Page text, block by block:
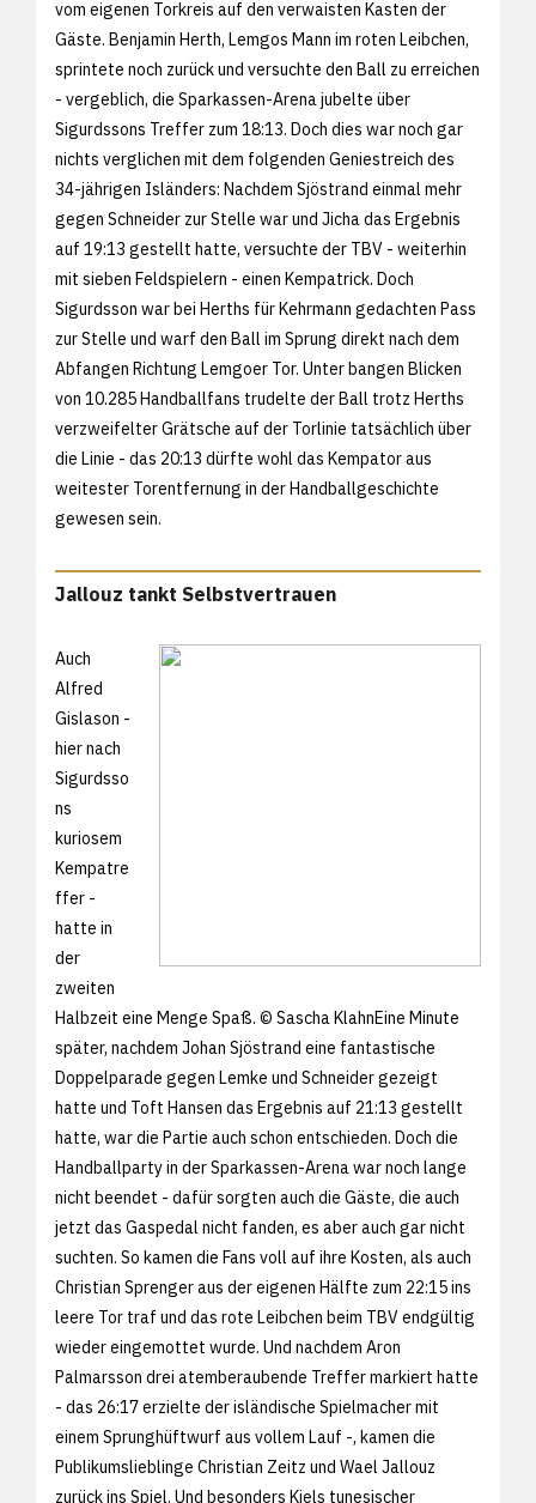
vom eigenen Torkreis auf den verwaisten Kasten der
Gäste. Benjamin Herth, Lemgos Mann im roten Leibchen,
sprintete noch zurück und versuchte den Ball zu erreichen
- vergeblich, die Sparkassen-Arena jubelte über
Sigurdssons Treffer zum 18:13. Doch dies war noch gar
nichts verglichen mit dem folgenden Geniestreich des
34-jährigen Isländers: Nachdem Sjöstrand einmal mehr
gegen Schneider zur Stelle war und Jicha das Ergebnis
auf 19:13 gestellt hatte, versuchte der TBV - weiterhin
mit sieben Feldspielern - einen Kempatrick. Doch
Sigurdsson war bei Herths für Kehrmann gedachten Pass
zur Stelle und warf den Ball im Sprung direkt nach dem
Abfangen Richtung Lemgoer Tor. Unter bangen Blicken
von 10.285 Handballfans trudelte der Ball trotz Herths
verzweifelter Grätsche auf der Torlinie tatsächlich über
die Linie - das 20:13 dürfte wohl das Kempator aus
weitester Torentfernung in der Handballgeschichte
gewesen sein.
Jallouz tankt Selbstvertrauen
Auch
Alfred
Gislason -
hier nach
Sigurdsso
ns
kuriosem
Kempatre
ffer -
hatte in
der
zweiten
Halbzeit eine Menge Spaß. © Sascha KlahnEine Minute
später, nachdem Johan Sjöstrand eine fantastische
Doppelparade gegen Lemke und Schneider gezeigt
hatte und Toft Hansen das Ergebnis auf 21:13 gestellt
hatte, war die Partie auch schon entschieden. Doch die
Handballparty in der Sparkassen-Arena war noch lange
nicht beendet - dafür sorgten auch die Gäste, die auch
jetzt das Gaspedal nicht fanden, es aber auch gar nicht
suchten. So kamen die Fans voll auf ihre Kosten, als auch
Christian Sprenger aus der eigenen Hälfte zum 22:15 ins
leere Tor traf und das rote Leibchen beim TBV endgültig
wieder eingemottet wurde. Und nachdem Aron
Palmarsson drei atemberaubende Treffer markiert hatte
- das 26:17 erzielte der isländische Spielmacher mit
einem Sprunghüftwurf aus vollem Lauf -, kamen die
Publikumslieblinge Christian Zeitz und Wael Jallouz
zurück ins Spiel. Und besonders Kiels tunesischer